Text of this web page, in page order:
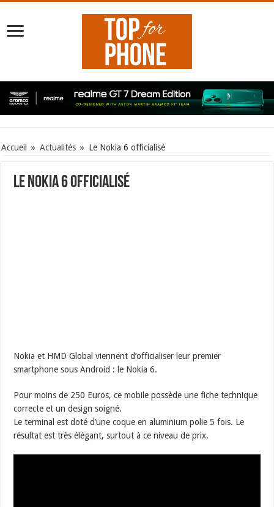
Accueil » Actualités » Le Nokia 6 officialisé
Le Nokia 6 officialisé
Nokia et HMD Global viennent d’officialiser leur premier
smartphone sous Android : le Nokia 6.
Pour moins de 250 Euros, ce mobile possède une fiche technique
correcte et un design soigné.
Le terminal est doté d’une coque en aluminium polie 5 fois. Le
résultat est très élégant, surtout à ce niveau de prix.